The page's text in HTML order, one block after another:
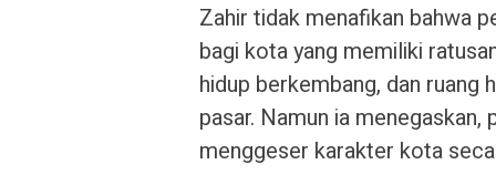
Zahir tidak menafikan bahwa
bagi kota yang memiliki
hidup berkembang, dan ruang
pasar. Namun ia
menggeser karakter kota